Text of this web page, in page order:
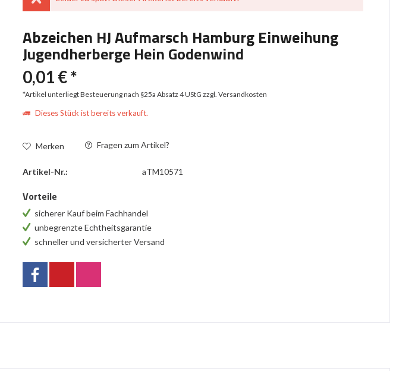
Abzeichen HJ Aufmarsch Hamburg Einweihung
Jugendherberge Hein Godenwind
0,01 € *
*Artikel unterliegt Besteuerung nach §25a Absatz 4 UStGzzgl. Versandkosten
Dieses Stück ist bereits verkauft.
Merken Fragen zum Artikel?
Artikel-Nr.: aTM10571
Vorteile
sicherer Kauf beim Fachhandel
unbegrenzte Echtheitsgarantie
schneller und versicherter Versand